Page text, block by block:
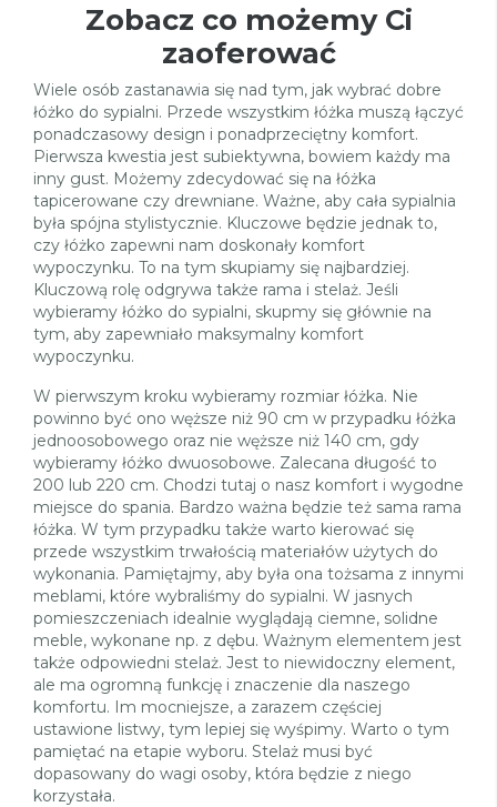
Zobacz co możemy Ci
zaoferować
Wiele osób zastanawia się nad tym, jak wybrać dobre
łóżko do sypialni. Przede wszystkim łóżka muszą łączyć
ponadczasowy design i ponadprzeciętny komfort.
Pierwsza kwestia jest subiektywna, bowiem każdy ma
inny gust. Możemy zdecydować się na łóżka
tapicerowane czy drewniane. Ważne, aby cała sypialnia
była spójna stylistycznie. Kluczowe będzie jednak to,
czy łóżko zapewni nam doskonały komfort
wypoczynku. To na tym skupiamy się najbardziej.
Kluczową rolę odgrywa także rama i stelaż. Jeśli
wybieramy łóżko do sypialni, skupmy się głównie na
tym, aby zapewniało maksymalny komfort
wypoczynku.
W pierwszym kroku wybieramy rozmiar łóżka. Nie
powinno być ono węższe niż 90 cm w przypadku łóżka
jednoosobowego oraz nie węższe niż 140 cm, gdy
wybieramy łóżko dwuosobowe. Zalecana długość to
200 lub 220 cm. Chodzi tutaj o nasz komfort i wygodne
miejsce do spania. Bardzo ważna będzie też sama rama
łóżka. W tym przypadku także warto kierować się
przede wszystkim trwałością materiałów użytych do
wykonania. Pamiętajmy, aby była ona tożsama z innymi
meblami, które wybraliśmy do sypialni. W jasnych
pomieszczeniach idealnie wyglądają ciemne, solidne
meble, wykonane np. z dębu. Ważnym elementem jest
także odpowiedni stelaż. Jest to niewidoczny element,
ale ma ogromną funkcję i znaczenie dla naszego
komfortu. Im mocniejsze, a zarazem częściej
ustawione listwy, tym lepiej się wyśpimy. Warto o tym
pamiętać na etapie wyboru. Stelaż musi być
dopasowany do wagi osoby, która będzie z niego
korzystała.